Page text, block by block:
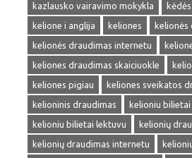
kazlausko vairavimo mokykla
kelione i anglija
keliones
kelionės
kelionės draudimas internetu
keliones draudimas skaiciuokle
keliones pigiau
keliones sveikatos
kelioninis draudimas
kelioniu bilietai
kelioniu bilietai lektuvu
kelionių
kelionių draudimas internetu